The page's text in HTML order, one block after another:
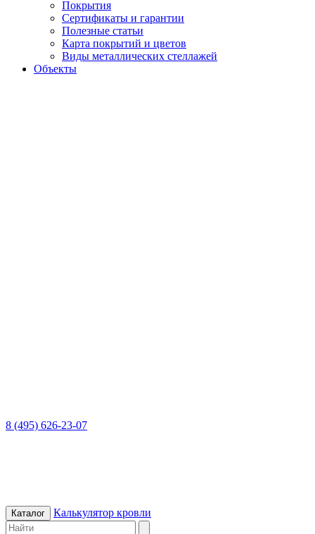
Покрытия
Сертификаты и гарантии
Полезные статьи
Карта покрытий и цветов
Виды металлических стеллажей
Объекты
8 (495) 626-23-07
Каталог Калькулятор кровли